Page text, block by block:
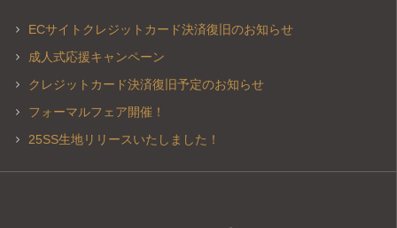
ECサイトクレジットカード決済復旧のお知らせ
成人式応援キャンペーン
クレジットカード決済復旧予定のお知らせ
フォーマルフェア開催！
25SS生地リリースいたしました！